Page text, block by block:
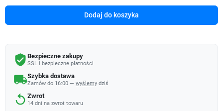
Dodaj do koszyka
verified_user Bezpieczne zakupy
SSL i bezpieczne płatności
local_shippingSzybka dostawa
Zamów do 16:00 — wyślemy dziś
replay Zwrot
14 dni na zwrot towaru